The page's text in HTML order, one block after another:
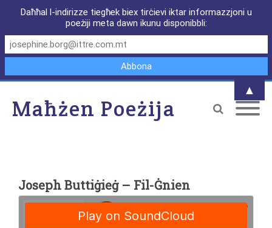
Maħżen Poeżija
Joseph Buttiġieġ – Fil-Ġnien
Daħħal l-indirizze tiegħek biex tirċievi iktar informazzjoni u
poeżiji meta dawn ikunu disponibbli:
▲